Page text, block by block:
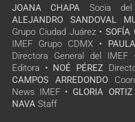
JOANA CHAPA Socia del
ALEJANDRO SANDOVAL
Grupo Ciudad Juárez • SOFÍA
IMEF Grupo CDMX •
Directora General del IMEF
Editora •
NOÉ PÉREZ
CAMPOS ARREDONDO
News IMEF • GLORIA
NAVA Staff